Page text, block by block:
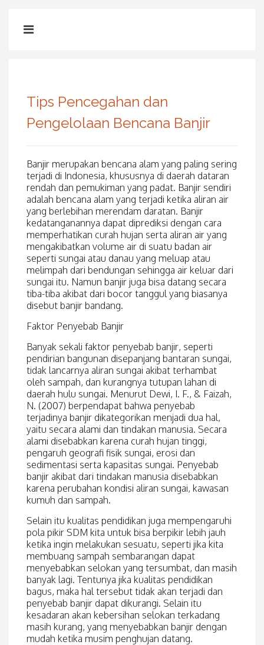
Tips Pencegahan dan
Pengelolaan Bencana Banjir
Banjir merupakan bencana alam yang paling sering
terjadi di Indonesia, khususnya di daerah dataran
rendah dan pemukiman yang padat. Banjir sendiri
adalah bencana alam yang terjadi ketika aliran air
yang berlebihan merendam daratan. Banjir
kedatanganannya dapat diprediksi dengan cara
memperhatikan curah hujan serta aliran air yang
mengakibatkan volume air di suatu badan air
seperti sungai atau danau yang meluap atau
melimpah dari bendungan sehingga air keluar dari
sungai itu. Namun banjir juga bisa datang secara
tiba-tiba akibat dari bocor tanggul yang biasanya
disebut banjir bandang.
Faktor Penyebab Banjir
Banyak sekali faktor penyebab banjir, seperti
pendirian bangunan disepanjang bantaran sungai,
tidak lancarnya aliran sungai akibat terhambat
oleh sampah, dan kurangnya tutupan lahan di
daerah hulu sungai. Menurut Dewi, I. F., & Faizah,
N. (2007) berpendapat bahwa penyebab
terjadinya banjir dikategorikan menjadi dua hal,
yaitu secara alami dan tindakan manusia. Secara
alami disebabkan karena curah hujan tinggi,
pengaruh geografi fisik sungai, erosi dan
sedimentasi serta kapasitas sungai. Penyebab
banjir akibat dari tindakan manusia disebabkan
karena perubahan kondisi aliran sungai, kawasan
kumuh dan sampah.
Selain itu kualitas pendidikan juga mempengaruhi
pola pikir SDM kita untuk bisa berpikir lebih jauh
ketika ingin melakukan sesuatu, seperti jika kita
membuang sampah sembarangan dapat
menyebabkan selokan yang tersumbat, dan masih
banyak lagi. Tentunya jika kualitas pendidikan
bagus, maka hal tersebut tidak akan terjadi dan
penyebab banjir dapat dikurangi. Selain itu
kesadaran akan kebersihan selokan terkadang
masih kurang, yang menyebabkan banjir dengan
mudah ketika musim penghujan datang.